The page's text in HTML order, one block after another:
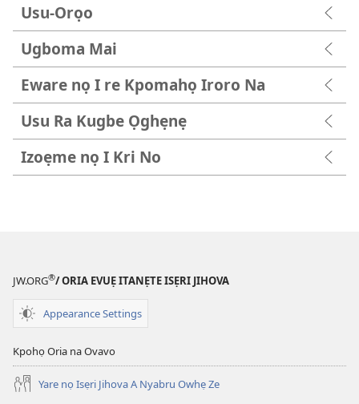
Usu-Orọo
Ugboma Mai
Eware nọ I re Kpomahọ Iroro Na
Usu Ra Kugbe Ọghẹnẹ
Izoẹme nọ I Kri No
JW.ORG®/ ORIA EVUẸ ITANẸTE ISẸRI JIHOVA
Appearance Settings
Kpohọ Oria na Ovavo
Yare nọ Isẹri Jihova A Nyabru Owhẹ Ze